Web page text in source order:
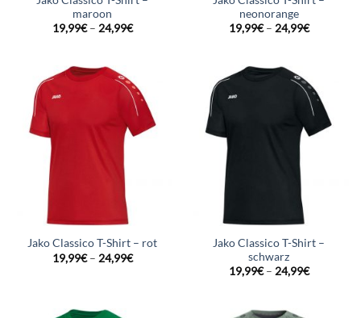
maroon
19,99€– 24,99€
neonorange
19,99€– 24,99€
Jako Classico T-Shirt – rot
19,99€– 24,99€
Jako Classico T-Shirt –
schwarz
19,99€– 24,99€